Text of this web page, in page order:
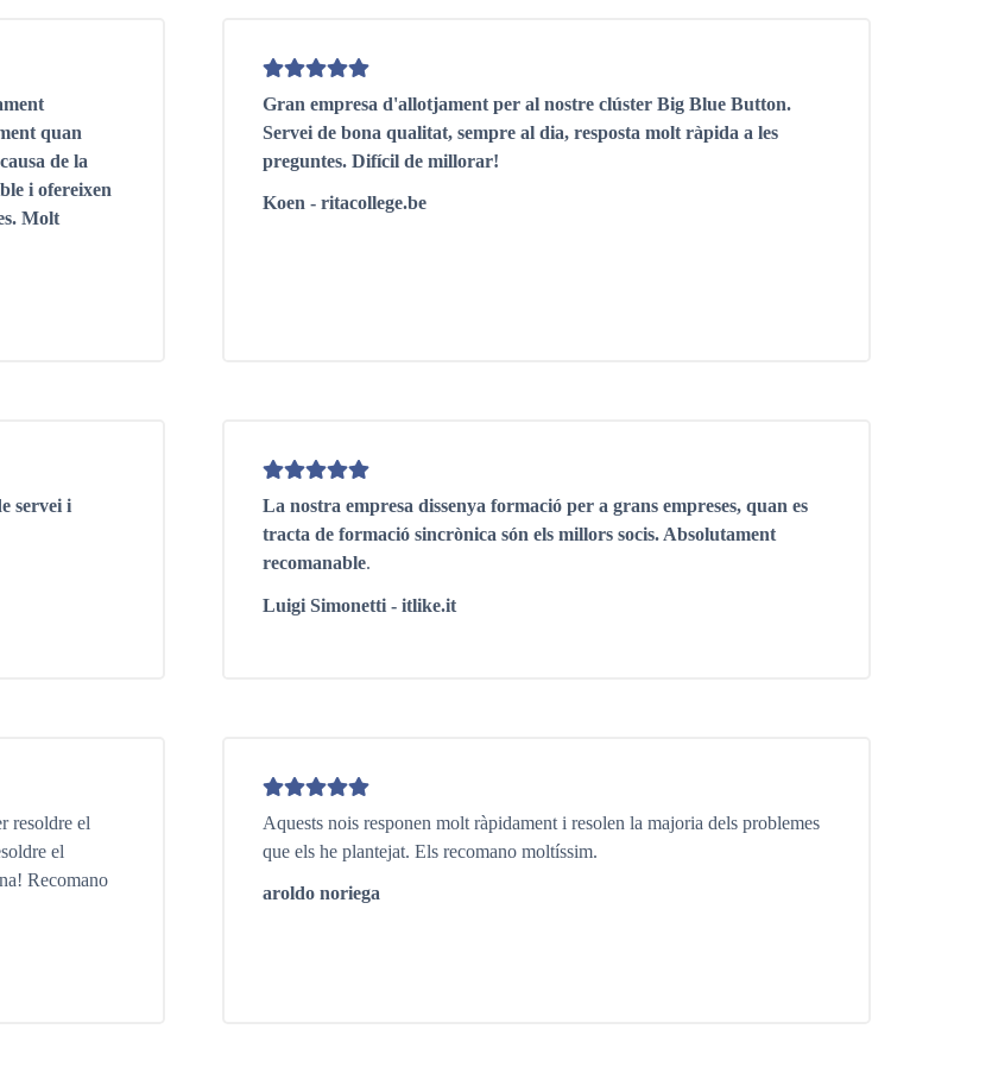
quan
de la
i ofereixen
Molt
Gran empresa d'allotjament per al nostre clúster Big Blue Button.
Servei de bona qualitat, sempre al dia, resposta molt ràpida a les
preguntes. Difícil de millorar!
Koen - ritacollege.be
servei i
La nostra empresa dissenya formació per a grans empreses, quan es
tracta de formació sincrònica són els millors socis. Absolutament
recomanable.
Luigi Simonetti - itlike.it
resoldre el
el
Recomano
Aquests nois responen molt ràpidament i resolen la majoria dels problemes
que els he plantejat. Els recomano moltíssim.
aroldo noriega